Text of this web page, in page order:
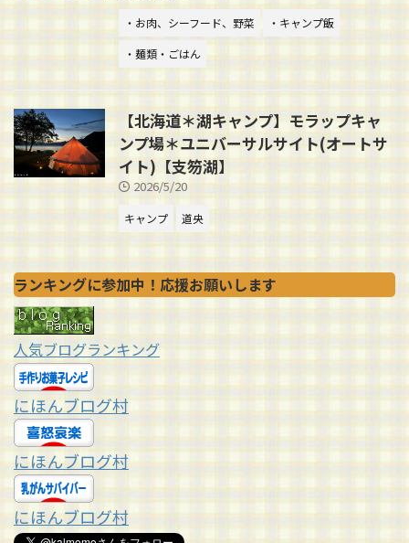
・お肉、シーフード、野菜
・キャンプ飯
・麺類・ごはん
【北海道＊湖キャンプ】モラップキャ
ンプ場＊ユニバーサルサイト(オートサ
イト)【支笏湖】
2026/5/20
キャンプ 道央
ランキングに参加中！応援お願いします
人気ブログランキング
にほんブログ村
にほんブログ村
にほんブログ村